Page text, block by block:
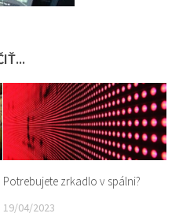
Potrebujete zrkadlo v spálni?
19/04/2023